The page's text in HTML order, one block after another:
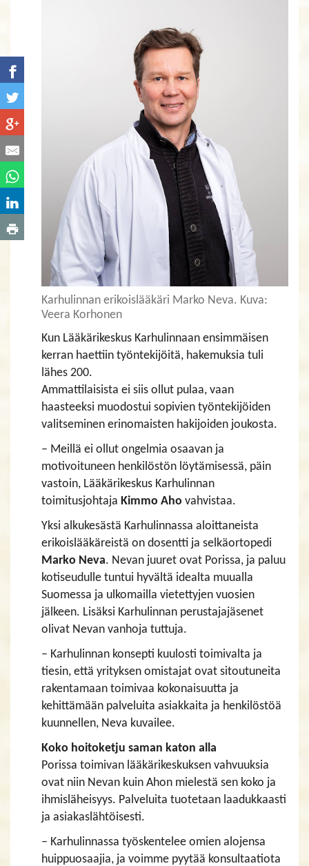
Karhulinnan erikoislääkäri Marko Neva. Kuva:
Veera Korhonen
Kun Lääkärikeskus Karhulinnaan ensimmäisen
kerran haettiin työntekijöitä, hakemuksia tuli
lähes 200.
Ammattilaisista ei siis ollut pulaa, vaan
haasteeksi muodostui sopivien työntekijöiden
valitseminen erinomaisten hakijoiden joukosta.
– Meillä ei ollut ongelmia osaavan ja
motivoituneen henkilöstön löytämisessä, päin
vastoin, Lääkärikeskus Karhulinnan
toimitusjohtaja Kimmo Aho vahvistaa.
Yksi alkukesästä Karhulinnassa aloittaneista
erikoislääkäreistä on dosentti ja selkäortopedi
Marko Neva. Nevan juuret ovat Porissa, ja paluu
kotiseudulle tuntui hyvältä idealta muualla
Suomessa ja ulkomailla vietettyjen vuosien
jälkeen. Lisäksi Karhulinnan perustajajäsenet
olivat Nevan vanhoja tuttuja.
– Karhulinnan konsepti kuulosti toimivalta ja
tiesin, että yrityksen omistajat ovat sitoutuneita
rakentamaan toimivaa kokonaisuutta ja
kehittämään palveluita asiakkaita ja henkilöstöä
kuunnellen, Neva kuvailee.
Koko hoitoketju saman katon alla
Porissa toimivan lääkärikeskuksen vahvuuksia
ovat niin Nevan kuin Ahon mielestä sen koko ja
ihmisläheisyys. Palveluita tuotetaan laadukkaasti
ja asiakaslähtöisesti.
– Karhulinnassa työskentelee omien alojensa
huippuosaajia, ja voimme pyytää konsultaatiota